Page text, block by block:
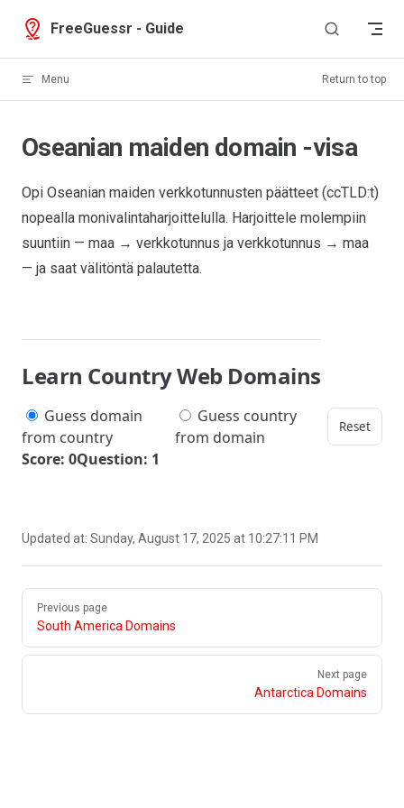
Skip to content
FreeGuessr - Guide
Menu Return to top
Oseanian maiden domain -visa
Opi Oseanian maiden verkkotunnusten päätteet (ccTLD:t)
nopealla monivalintaharjoittelulla. Harjoittele molempiin
suuntiin — maa → verkkotunnus ja verkkotunnus → maa
— ja saat välitöntä palautetta.
Learn Country Web Domains
Guess domain
from country
Guess country
from domain
Reset
Score: 0Question: 1
Updated at: Sunday, August 17, 2025 at 10:27:11 PM
Pager
Previous page
South America Domains
Next page
Antarctica Domains